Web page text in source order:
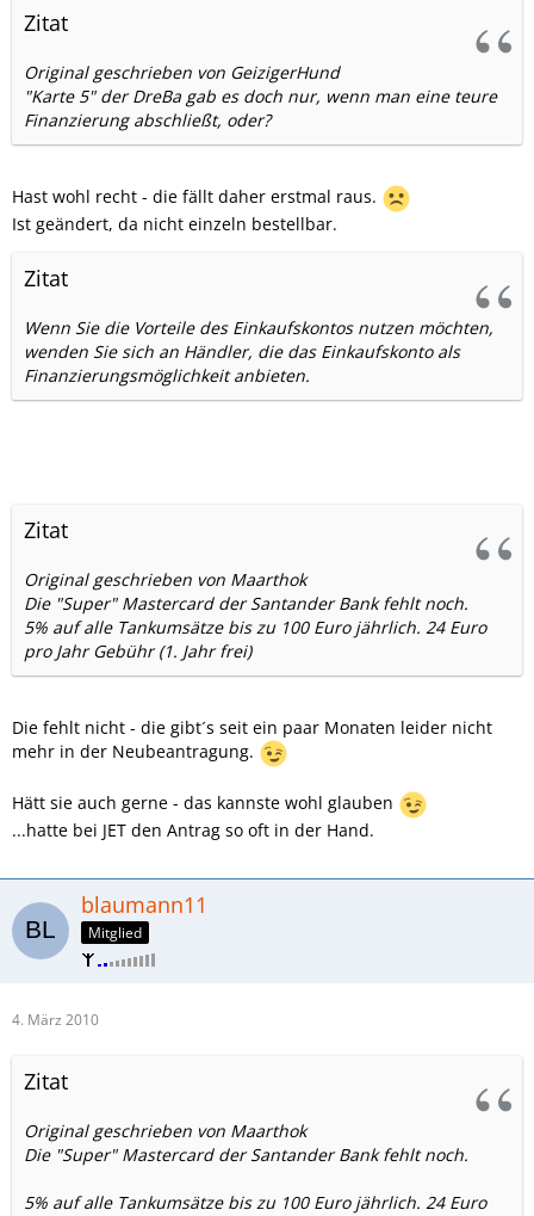
Zitat
Original geschrieben von GeizigerHund
"Karte 5" der DreBa gab es doch nur, wenn man eine teure
Finanzierung abschließt, oder?
Hast wohl recht - die fällt daher erstmal raus.
Ist geändert, da nicht einzeln bestellbar.
Zitat
Wenn Sie die Vorteile des Einkaufskontos nutzen möchten,
wenden Sie sich an Händler, die das Einkaufskonto als
Finanzierungsmöglichkeit anbieten.
Zitat
Original geschrieben von Maarthok
Die "Super" Mastercard der Santander Bank fehlt noch.
5% auf alle Tankumsätze bis zu 100 Euro jährlich. 24 Euro
pro Jahr Gebühr (1. Jahr frei)
Die fehlt nicht - die gibt´s seit ein paar Monaten leider nicht
mehr in der Neubeantragung.
Hätt sie auch gerne - das kannste wohl glauben
...hatte bei JET den Antrag so oft in der Hand.
blaumann11
Mitglied
4. März 2010
Zitat
Original geschrieben von Maarthok
Die "Super" Mastercard der Santander Bank fehlt noch.
5% auf alle Tankumsätze bis zu 100 Euro jährlich. 24 Euro